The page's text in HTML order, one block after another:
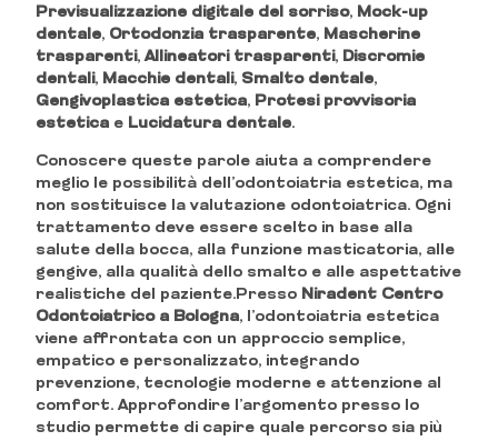
Previsualizzazione digitale del sorriso, Mock-up
dentale, Ortodonzia trasparente, Mascherine
trasparenti,Allineatori trasparenti, Discromie
dentali, Macchie dentali, Smalto dentale,
Gengivoplastica estetica, Protesi provvisoria
estetica e Lucidatura dentale.
Conoscere queste parole aiuta a comprendere
meglio le possibilità dell’odontoiatria estetica, ma
non sostituisce la valutazione odontoiatrica. Ogni
trattamento deve essere scelto in base alla
salute della bocca, alla funzione masticatoria, alle
gengive, alla qualità dello smalto e alle aspettative
realistiche del paziente.Presso Niradent Centro
Odontoiatrico a Bologna, l’odontoiatria estetica
viene affrontata con un approccio semplice,
empatico e personalizzato, integrando
prevenzione, tecnologie moderne e attenzione al
comfort. Approfondire l’argomento presso lo
studio permette di capire quale percorso sia più